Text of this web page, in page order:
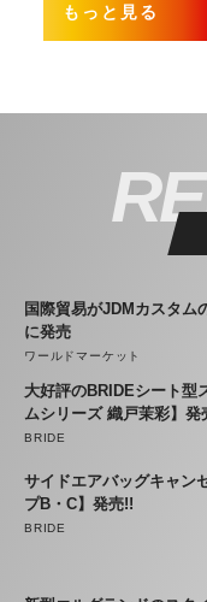
もっと見る
国際貿易がJDMカスタム
に発売
ワールドマーケット
大好評のBRIDEシート型
ムシリーズ 織戸茉彩】発
BRIDE
サイドエアバッグキャン
プB・C】発売!!
BRIDE